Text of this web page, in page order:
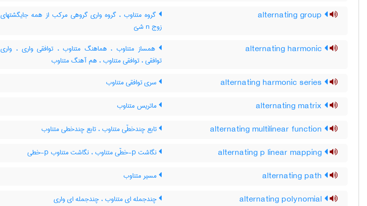
گروه متناوب ، گروه واری گروهی مرکب از همه جایگشتهای
زوج n شئ
همساز متناوب ، هماهنگ متناوب ، توافقی واری ، واری
توافقی ، توافقی متناوب ، هم آهنگ متناوب
سری توافقی متناوب
ماتریس متناوب
تابع چندخطّی متناوب ، تابع چندخطی متناوب
نگاشت p-خطّی متناوب ، نگاشت متناوب p-خطی
مسیر متناوب
چندجمله ای متناوب ، چندجمله ای واری